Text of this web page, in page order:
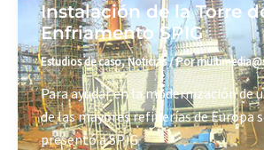
Instalación de la Torre
Enfriamento SPIG
Estudios de caso,Noticias/ Por
Para ayudar en la modernización de
de las mayores refinerías de Europa
presentó a SPIG